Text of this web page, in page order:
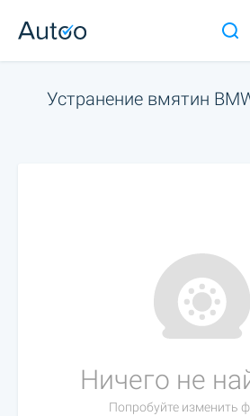
Устранение вмятин
Ничего не
Попробуйте изменить